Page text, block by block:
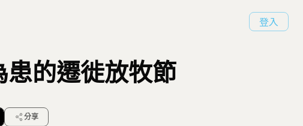
登入
患的遷徙放牧節
分享